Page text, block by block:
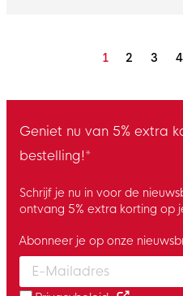
1 2 3 4
Geniet nu van 5% extra
bestelling!*
Schrijf je nu in voor de
ontvang 5% extra korting op
Enter your email and accept
Abonneer je op onze